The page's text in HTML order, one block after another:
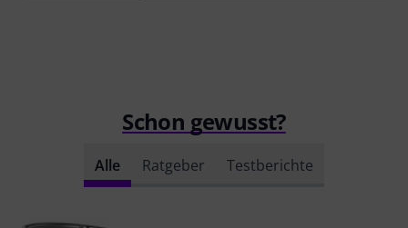
Schon gewusst?
Alle Ratgeber Testberichte